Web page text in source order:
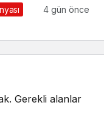
Atölyesi4 gün önce
Gerekli alanlar